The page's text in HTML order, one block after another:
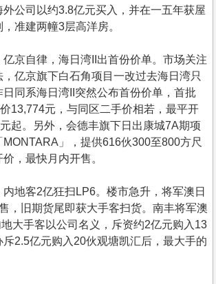
公司以约3.8亿元买入，并在一五年获屋
准建两幢3层高洋房。
亿京自律，海日湾II出首份价单。市场关注
亿京旗下白石角项目一改过去海日湾只
同系海日湾II突然公布首份价单，首批
13,774元，与同区二手价相若，最平开
起。另外，会德丰旗下日出康城7A期项
MONTARA」，提供616伙300至800方尺
，最快月内开售。
内地客2亿狂扫LP6。楼市急升，将军澳日
，旧期货尾即获大手客扫货。南丰将军澳
大手客以公司名义，斥资约2亿元购入13
2.5亿元购入20伙观塘凯汇后，最大手的